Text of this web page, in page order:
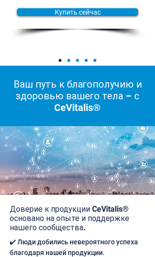
Купить сейчас
Ваш путь к благополучию и
здоровью вашего тела – с
CeVitalis®
Доверие к продукции CeVitalis®
основано на опыте и поддержке
нашего сообщества.
✔️ Люди добились невероятного успеха
благодаря нашей продукции.